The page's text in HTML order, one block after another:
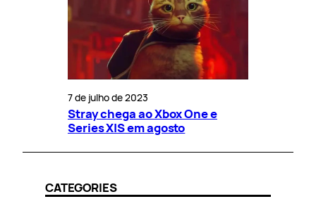
7 de julho de 2023
Stray chega ao Xbox One e
Series X|S em agosto
CATEGORIES